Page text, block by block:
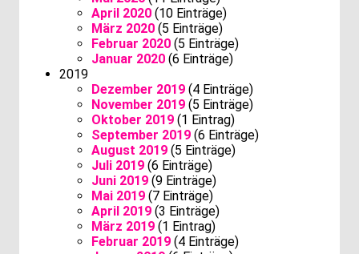
April 2020 (10 Einträge)
März 2020 (5 Einträge)
Februar 2020 (5 Einträge)
Januar 2020 (6 Einträge)
2019
Dezember 2019 (4 Einträge)
November 2019 (5 Einträge)
Oktober 2019 (1 Eintrag)
September 2019 (6 Einträge)
August 2019 (5 Einträge)
Juli 2019 (6 Einträge)
Juni 2019 (9 Einträge)
Mai 2019 (7 Einträge)
April 2019 (3 Einträge)
März 2019 (1 Eintrag)
Februar 2019 (4 Einträge)